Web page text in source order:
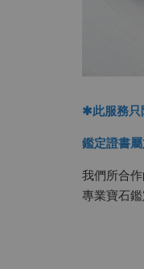
✱此服務只
鑑定證書
我們所合
專業寶石